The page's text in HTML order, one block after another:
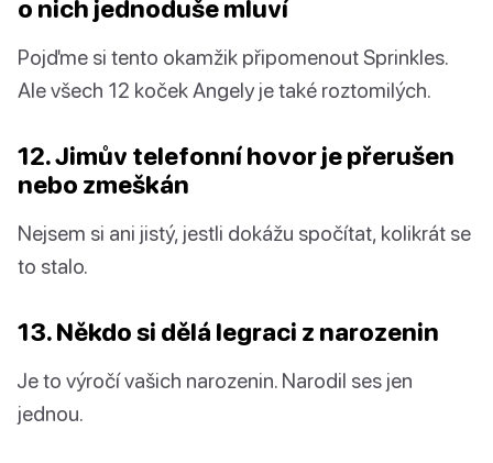
o nich jednoduše mluví
Pojďme si tento okamžik připomenout Sprinkles.
Ale všech 12 koček Angely je také roztomilých.
12. Jimův telefonní hovor je přerušen
nebo zmeškán
Nejsem si ani jistý, jestli dokážu spočítat, kolikrát se
to stalo.
13. Někdo si dělá legraci z narozenin
Je to výročí vašich narozenin. Narodil ses jen
jednou.